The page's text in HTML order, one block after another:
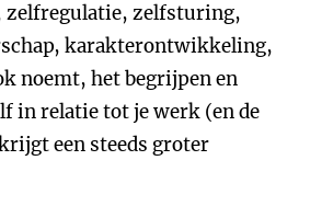
zelfregulatie, zelfsturing,
karakterontwikkeling,
noemt, het begrijpen en
in relatie tot je werk (en de
een steeds groter